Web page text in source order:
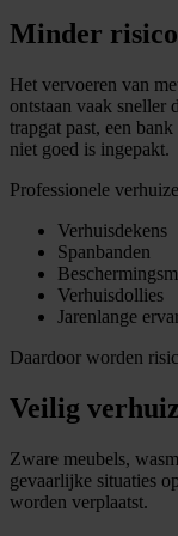
Minder risico
Het vervoeren van
ontstaan vaak sneller
trapgat past, een
niet goed is ingepakt.
Professionele
Verhuisdekens
Spanbanden
Verhuisdollies
Jarenlange
Daardoor worden
Veilig
Zware meubels,
gevaarlijke situaties
worden verplaatst.